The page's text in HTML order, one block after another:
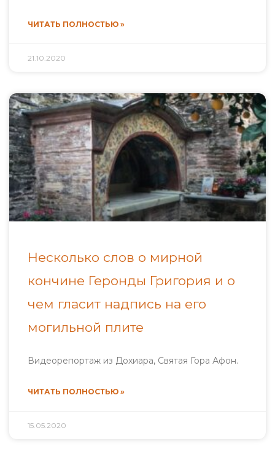
ЧИТАТЬ ПОЛНОСТЬЮ »
21.10.2020
Несколько слов о мирной
кончине Геронды Григория и о
чем гласит надпись на его
могильной плите
Видеорепортаж из Дохиара, Святая Гора Афон.
ЧИТАТЬ ПОЛНОСТЬЮ »
15.05.2020